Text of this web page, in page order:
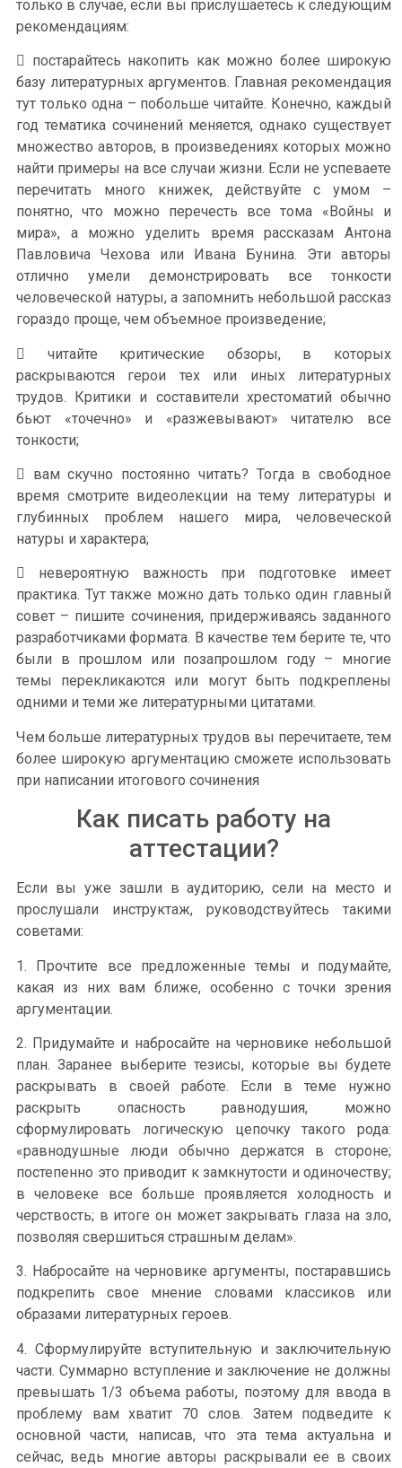
только в случае, если вы прислушаетесь к следующим
рекомендациям:
 постарайтесь накопить как можно более широкую
базу литературных аргументов. Главная рекомендация
тут только одна – побольше читайте. Конечно, каждый
год тематика сочинений меняется, однако существует
множество авторов, в произведениях которых можно
найти примеры на все случаи жизни. Если не успеваете
перечитать много книжек, действуйте с умом –
понятно, что можно перечесть все тома «Войны и
мира», а можно уделить время рассказам Антона
Павловича Чехова или Ивана Бунина. Эти авторы
отлично умели демонстрировать все тонкости
человеческой натуры, а запомнить небольшой рассказ
гораздо проще, чем объемное произведение;
 читайте критические обзоры, в которых
раскрываются герои тех или иных литературных
трудов. Критики и составители хрестоматий обычно
бьют «точечно» и «разжевывают» читателю все
тонкости;
 вам скучно постоянно читать? Тогда в свободное
время смотрите видеолекции на тему литературы и
глубинных проблем нашего мира, человеческой
натуры и характера;
 невероятную важность при подготовке имеет
практика. Тут также можно дать только один главный
совет – пишите сочинения, придерживаясь заданного
разработчиками формата. В качестве тем берите те, что
были в прошлом или позапрошлом году – многие
темы перекликаются или могут быть подкреплены
одними и теми же литературными цитатами.
Чем больше литературных трудов вы перечитаете, тем
более широкую аргументацию сможете использовать
при написании итогового сочинения
Как писать работу на
аттестации?
Если вы уже зашли в аудиторию, сели на место и
прослушали инструктаж, руководствуйтесь такими
советами:
1. Прочтите все предложенные темы и подумайте,
какая из них вам ближе, особенно с точки зрения
аргументации.
2. Придумайте и набросайте на черновике небольшой
план. Заранее выберите тезисы, которые вы будете
раскрывать в своей работе. Если в теме нужно
раскрыть опасность равнодушия, можно
сформулировать логическую цепочку такого рода:
«равнодушные люди обычно держатся в стороне;
постепенно это приводит к замкнутости и одиночеству;
в человеке все больше проявляется холодность и
черствость; в итоге он может закрывать глаза на зло,
позволяя свершиться страшным делам».
3. Набросайте на черновике аргументы, постаравшись
подкрепить свое мнение словами классиков или
образами литературных героев.
4. Сформулируйте вступительную и заключительную
части. Суммарно вступление и заключение не должны
превышать 1/3 объема работы, поэтому для ввода в
проблему вам хватит 70 слов. Затем подведите к
основной части, написав, что эта тема актуальна и
сейчас, ведь многие авторы раскрывали ее в своих